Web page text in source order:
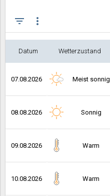
filter_list more_vert
Datum Wetterzustand
07.08.2026 Meist sonnig
08.08.2026 Sonnig
09.08.2026 Warm
10.08.2026 Warm